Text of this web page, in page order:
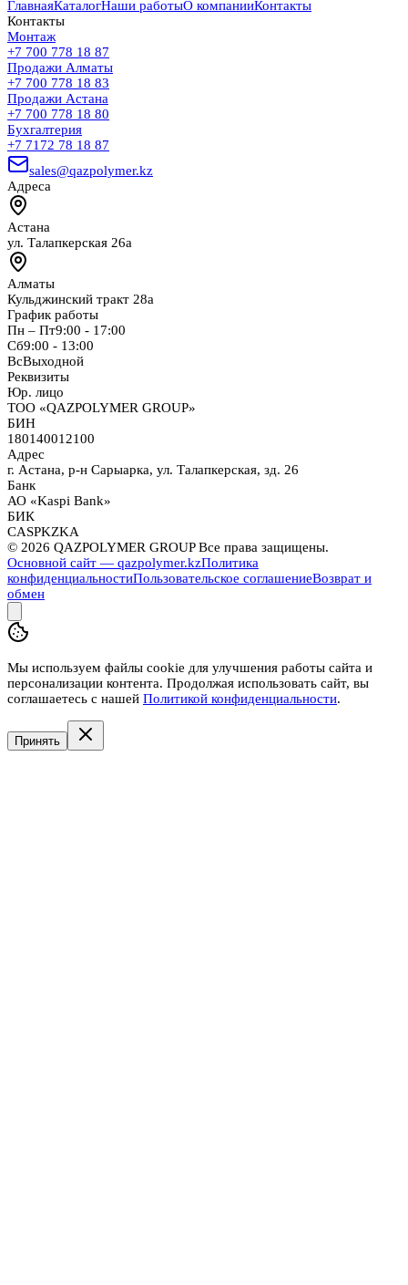
ГлавнаяКаталогНаши работыО компанииКонтакты
Контакты
Монтаж
+7 700 778 18 87
Продажи Алматы
+7 700 778 18 83
Продажи Астана
+7 700 778 18 80
Бухгалтерия
+7 7172 78 18 87
sales@qazpolymer.kz
Адреса
Астана
ул. Талапкерская 26а
Алматы
Кульджинский тракт 28а
График работы
Пн – Пт9:00 - 17:00
Сб9:00 - 13:00
ВсВыходной
Реквизиты
Юр. лицо
ТОО «QAZPOLYMER GROUP»
БИН
180140012100
Адрес
г. Астана, р-н Сарыарка, ул. Талапкерская, зд. 26
Банк
АО «Kaspi Bank»
БИК
CASPKZKA
© 2026 QAZPOLYMER GROUP Все права защищены.
Основной сайт — qazpolymer.kzПолитика
конфиденциальностиПользовательское соглашениеВозврат и
обмен
Мы используем файлы cookie для улучшения работы сайта и
персонализации контента. Продолжая использовать сайт, вы
соглашаетесь с нашей Политикой конфиденциальности.
Принять